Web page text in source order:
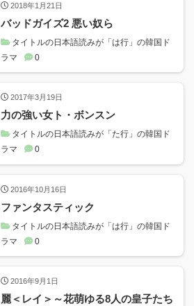
2018年1月21日
バッドガイズ2 悪い奴ら
タイトルの日本語読みが「は行」の韓国ド
ラマ
0
2017年3月19日
力の強い女ト・ボンスン
タイトルの日本語読みが「た行」の韓国ド
ラマ
0
2016年10月16日
ファンタスティック
タイトルの日本語読みが「は行」の韓国ド
ラマ
0
2016年9月1日
麗＜レイ＞～花萌ゆる8人の皇子たち